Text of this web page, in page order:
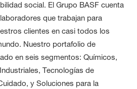
social. El Grupo BASF cuenta
que trabajan para
clientes en casi todos los
Nuestro portafolio de
en seis segmentos: Químicos,
Tecnologías de
y Soluciones para la